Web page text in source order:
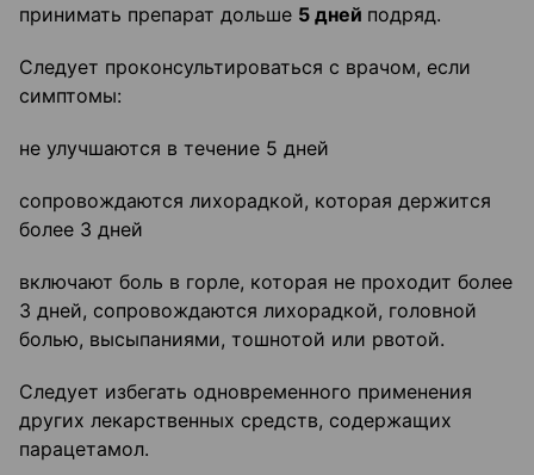
принимать препарат дольше 5 дней подряд.
Следует проконсультироваться с врачом, если
симптомы:
не улучшаются в течение 5 дней
сопровождаются лихорадкой, которая держится
более 3 дней
включают боль в горле, которая не проходит более
3 дней, сопровождаются лихорадкой, головной
болью, высыпаниями, тошнотой или рвотой.
Следует избегать одновременного применения
других лекарственных средств, содержащих
парацетамол.